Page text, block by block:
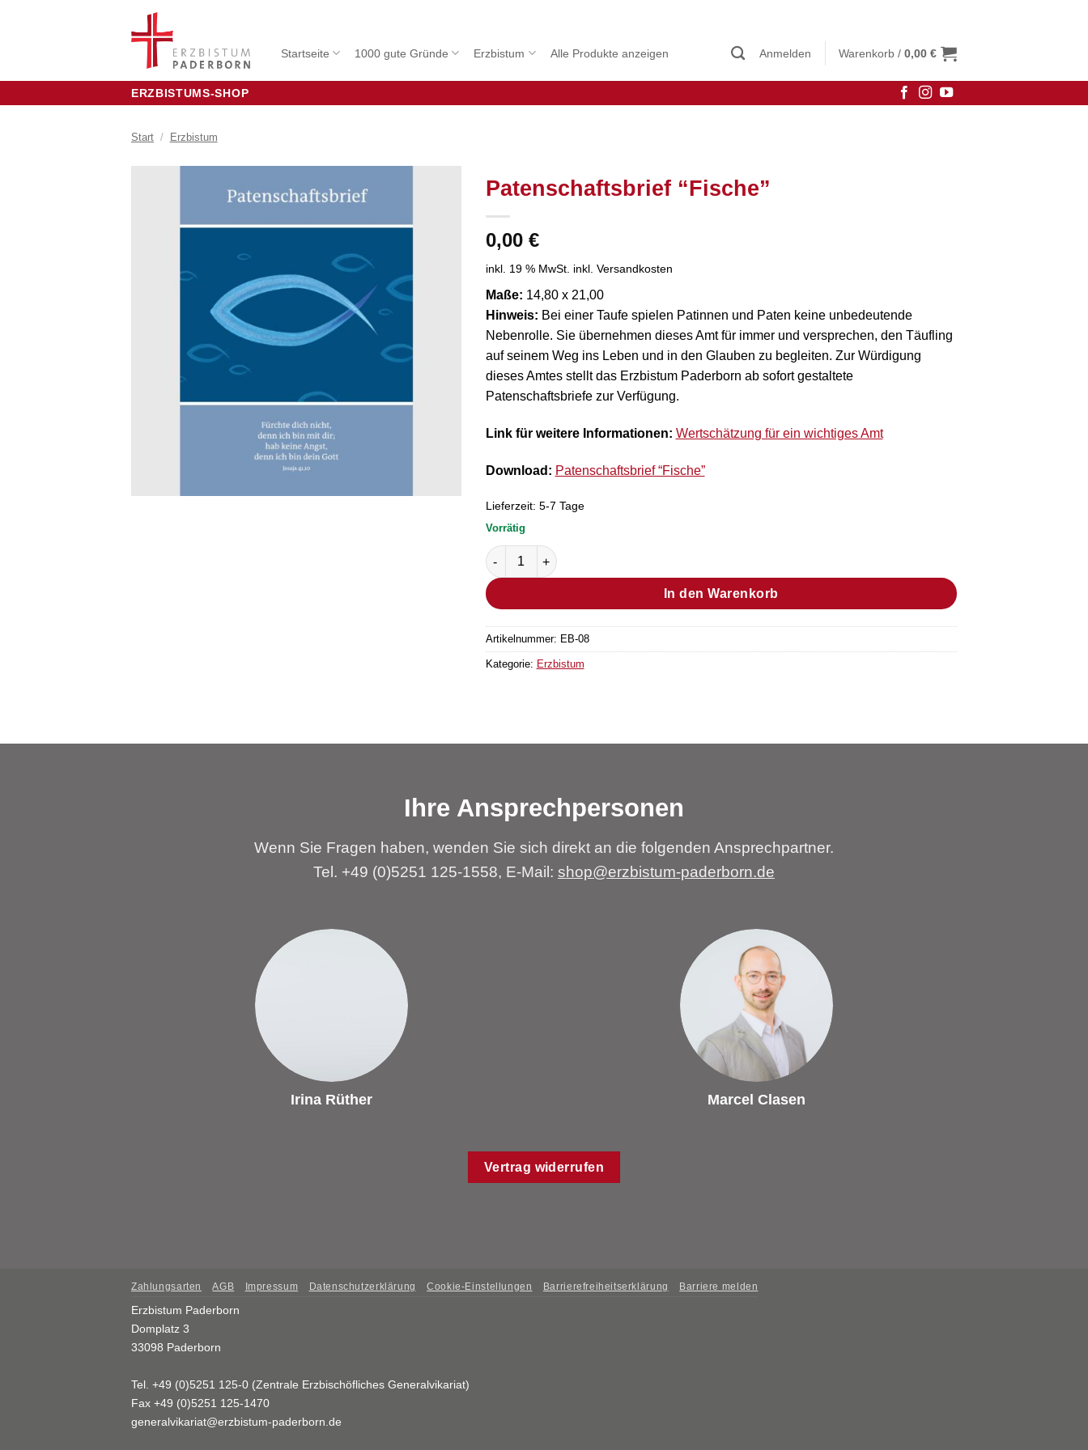
Startseite 1000 gute Gründe Erzbistum Alle Produkte anzeigen Anmelden Warenkorb / 0,00 €
ERZBISTUMS-SHOP
Start / Erzbistum
Patenschaftsbrief “Fische”
0,00 €
inkl. 19 % MwSt. inkl. Versandkosten
Maße: 14,80 x 21,00
Hinweis: Bei einer Taufe spielen Patinnen und Paten keine unbedeutende
Nebenrolle. Sie übernehmen dieses Amt für immer und versprechen, den Täufling
auf seinem Weg ins Leben und in den Glauben zu begleiten. Zur Würdigung
dieses Amtes stellt das Erzbistum Paderborn ab sofort gestaltete
Patenschaftsbriefe zur Verfügung.
Link für weitere Informationen: Wertschätzung für ein wichtiges Amt
Download: Patenschaftsbrief “Fische”
Lieferzeit: 5-7 Tage
Vorrätig
Patenschaftsbrief "Fische" Menge
In den Warenkorb
Artikelnummer: EB-08
Kategorie: Erzbistum
Ihre Ansprechpersonen
Wenn Sie Fragen haben, wenden Sie sich direkt an die folgenden Ansprechpartner.
Tel. +49 (0)5251 125-1558, E-Mail: shop@erzbistum-paderborn.de
Irina Rüther Marcel Clasen
Vertrag widerrufen
Zahlungsarten AGB Impressum Datenschutzerklärung Cookie-Einstellungen Barrierefreiheitserklärung Barriere melden
Erzbistum Paderborn
Domplatz 3
33098 Paderborn
Tel. +49 (0)5251 125-0 (Zentrale Erzbischöfliches Generalvikariat)
Fax +49 (0)5251 125-1470
generalvikariat@erzbistum-paderborn.de